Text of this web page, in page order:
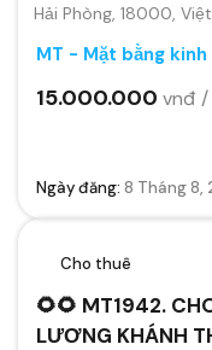
Hải Phòng, 18000,
MT - Mặt bằng
15.000.000 vnđ
Ngày đăng: 8 Tháng 8,
Cho thuê
🌻🌻 MT1942.
LƯƠNG KHÁNH